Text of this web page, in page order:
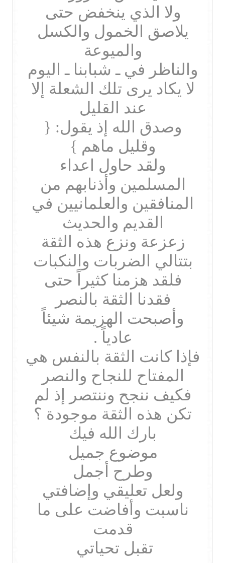
ولا الذي ينخفض حتى
يلاصق الخمول والكسل
والميوعة
والناظر في ـ شبابنا ـ اليوم
لا يكاد يرى تلك الشعلة إلا
عند القليل
وصدق الله إذ يقول: {
وقليل ماهم }
ولقد حاول اعداء
المسلمين وأذنابهم من
المنافقين والعلمانيين في
القديم والحديث
زعزعة ونزع هذه الثقة
بتتالي الضربات والنكبات
فلقد هزمنا كثيراً حتى
فقدنا الثقة بالنصر
وأصبحت الهزيمة شيئاً
عادياً .
فإذا كانت الثقة بالنفس هي
المفتاح للنجاح والنصر
فكيف ننجح وننتصر إذ لم
تكن هذه الثقة موجودة ؟
بارك الله فيك
موضوع جميل
وطرح أجمل
ولعل تعليقي وإضافتي
ناسبت وأفاضت على ما
قدمت
تقبل تحياتي ‍‍